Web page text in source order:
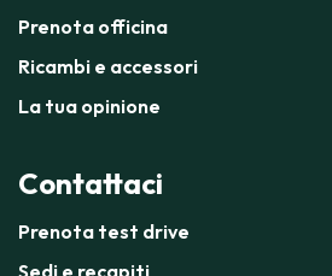
Prenota officina
Ricambi e accessori
La tua opinione
Contattaci
Prenota test drive
Sedi e recapiti